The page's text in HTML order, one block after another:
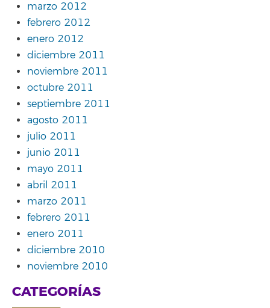
marzo 2012
febrero 2012
enero 2012
diciembre 2011
noviembre 2011
octubre 2011
septiembre 2011
agosto 2011
julio 2011
junio 2011
mayo 2011
abril 2011
marzo 2011
febrero 2011
enero 2011
diciembre 2010
noviembre 2010
CATEGORÍAS